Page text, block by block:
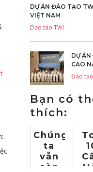
DỰ ÁN ĐÀO TẠO
VIỆT NAM
Dao tao TWI
DỰ ÁN
CAO
Bạn có
thích:
Chúng
ta
vẫn
còn